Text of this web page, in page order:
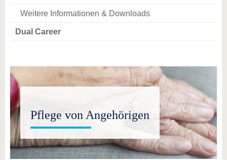
Weitere Informationen & Downloads
Dual Career
Pflege von Angehörigen